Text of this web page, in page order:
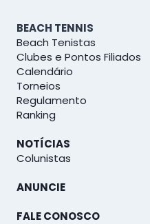
BEACH TENNIS
Beach Tenistas
Clubes e Pontos Filiados
Calendário
Torneios
Regulamento
Ranking
NOTÍCIAS
Colunistas
ANUNCIE
FALE CONOSCO